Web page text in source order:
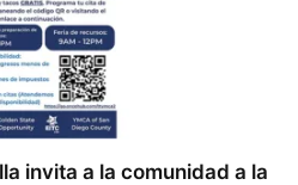
invita a la comunidad a la